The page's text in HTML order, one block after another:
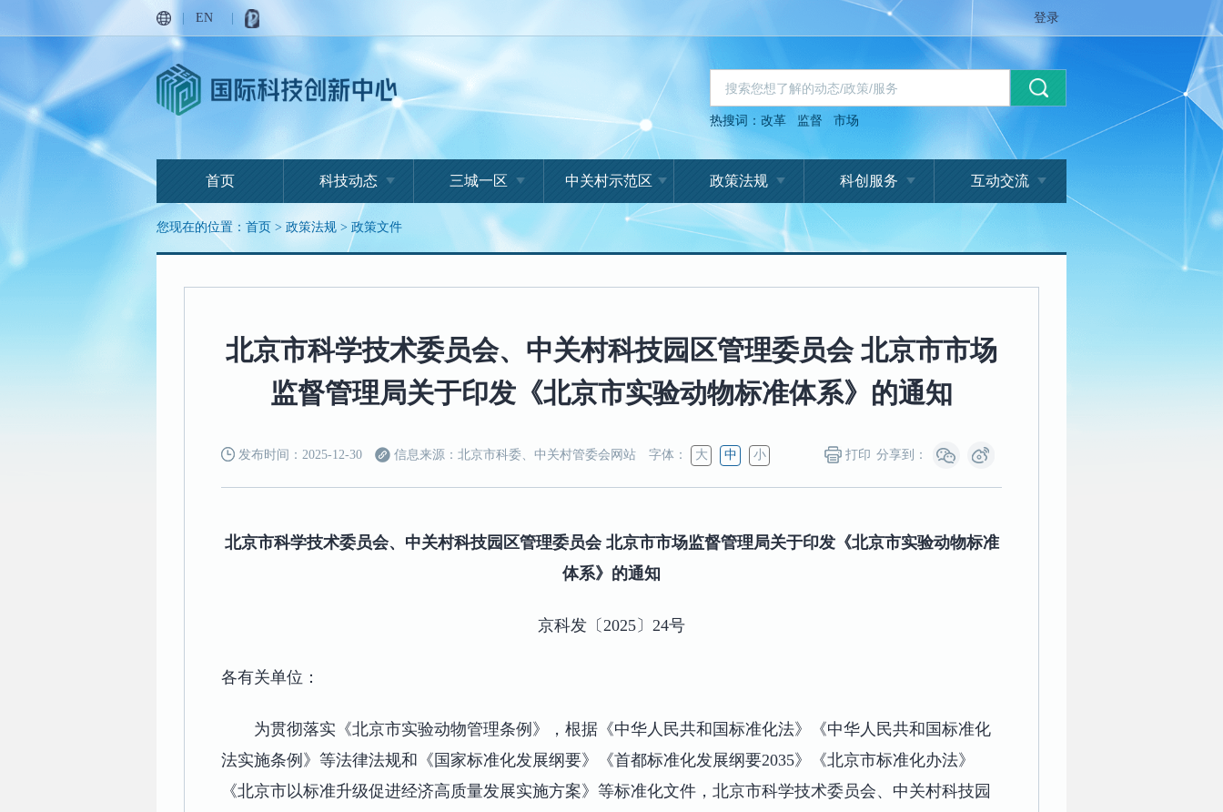
EN 登录
热搜词：改革 监督 市场
首页 科技动态 三城一区 中关村示范区 政策法规 科创服务 互动交流
您现在的位置： 首页 > 政策法规 > 政策文件
北京市科学技术委员会、中关村科技园区管理委员会 北京市市场
监督管理局关于印发《北京市实验动物标准体系》的通知
发布时间：2025-12-30 信息来源：北京市科委、中关村管委会网站 字体： 大 中 小 打印 分享到：
北京市科学技术委员会、中关村科技园区管理委员会 北京市市场监督管理局关于印发《北京市实验动物标准
体系》的通知
京科发〔2025〕24号
各有关单位：
为贯彻落实《北京市实验动物管理条例》，根据《中华人民共和国标准化法》《中华人民共和国标准化
法实施条例》等法律法规和《国家标准化发展纲要》《首都标准化发展纲要2035》《北京市标准化办法》
《北京市以标准升级促进经济高质量发展实施方案》等标准化文件，北京市科学技术委员会、中关村科技园